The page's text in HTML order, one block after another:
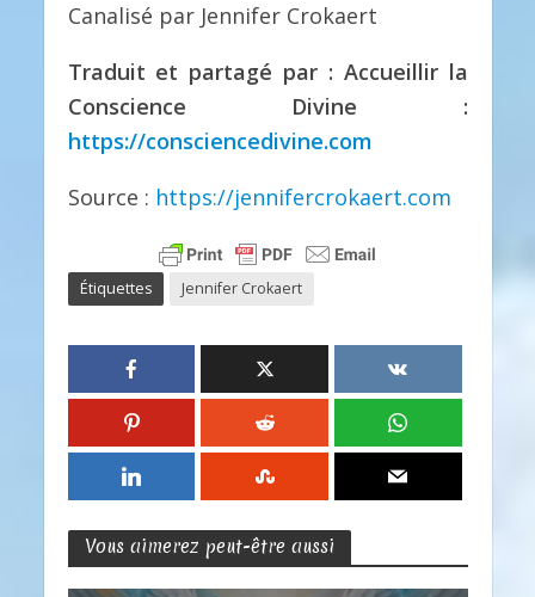
Canalisé par Jennifer Crokaert
Traduit et partagé par : Accueillir la
Conscience Divine :
https://consciencedivine.com
Source : https://jennifercrokaert.com
Étiquettes Jennifer Crokaert
Vous aimerez peut-être aussi